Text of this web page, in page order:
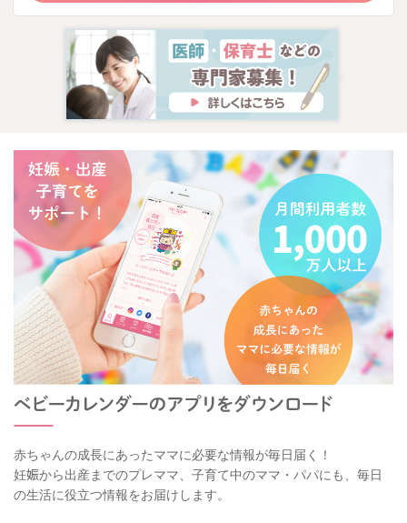
赤ちゃんの成長にあったママに必要な情報が毎日届く！
妊娠から出産までのプレママ、子育て中のママ・パパにも、毎日
の生活に役立つ情報をお届けします。